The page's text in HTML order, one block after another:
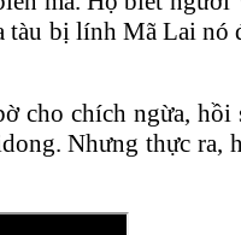
bị lính Mã Lai
cho chích ngừa,
Nhưng thực